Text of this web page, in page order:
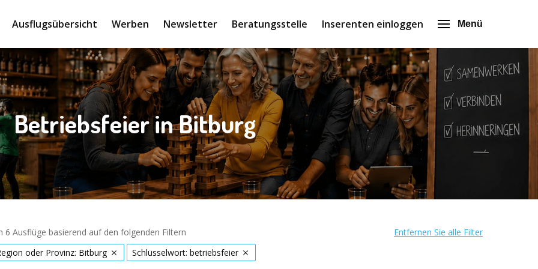
Ausflugsübersicht Werben Newsletter Beratungsstelle Inserenten einloggen Menü
Betriebsfeier in Bitburg
6 Ausflüge basierend auf den folgenden Filtern
Entfernen Sie alle Filter
oder Provinz: Bitburg
Schlüsselwort: betriebsfeier